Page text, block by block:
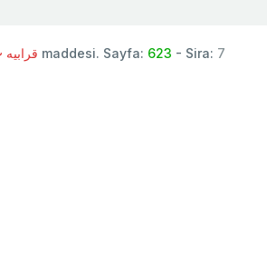
kurabiye ~ قرابيه maddesi. Sayfa: 623 - Sira: 7